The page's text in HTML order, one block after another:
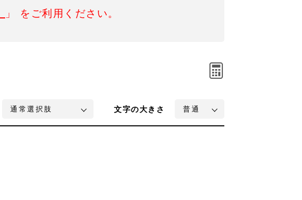
」 をご利用ください。
文字の大きさ